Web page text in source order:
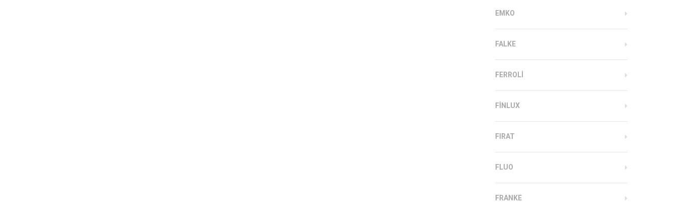
EMKO
FALKE
FERROLI
FINLUX
FIRAT
FLUO
FRANKE